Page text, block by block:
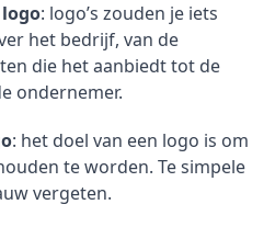
: logo’s zouden je iets
het bedrijf, van de
die het aanbiedt tot de
ondernemer.
: het doel van een logo is om
te worden. Te simpele
vergeten.